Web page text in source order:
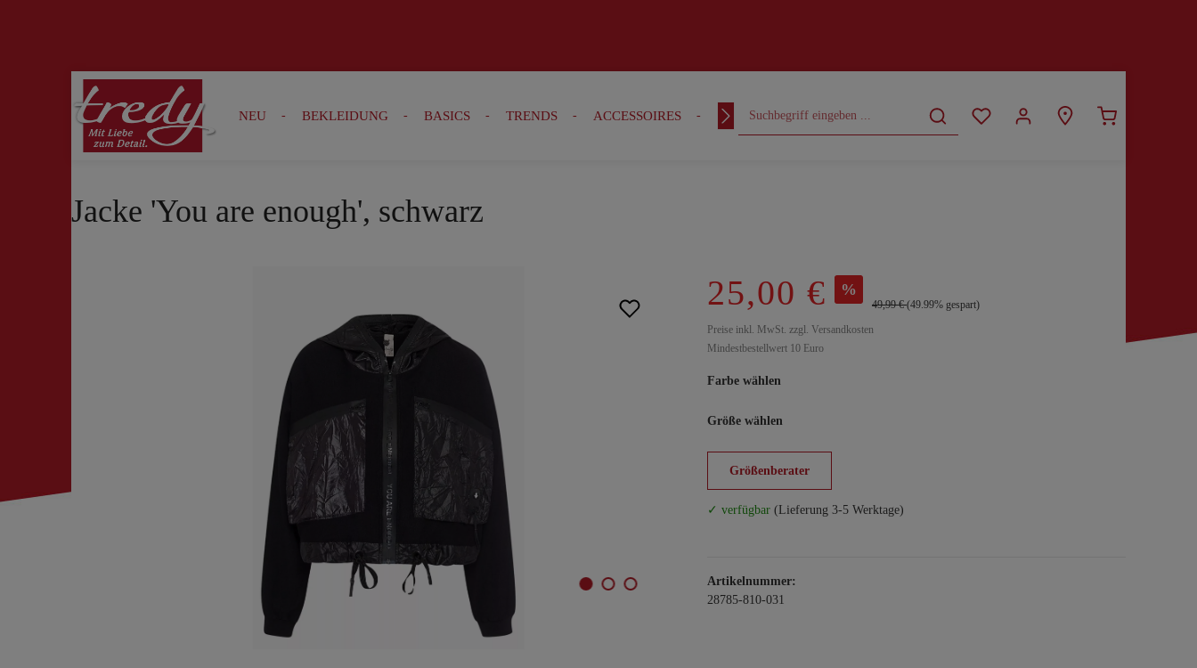
Zur Suche springen Zur Hauptnavigation springen
NEU BEKLEIDUNG BASICS TRENDS ACCESSOIRES OUTFITS CURVY
Jacke 'You are enough', schwarz
25,00 € %
49,99 €(49.99% gespart)
Preise inkl. MwSt. zzgl. Versandkosten
Mindestbestellwert 10 Euro
Farbe wählen
Größe wählen
Größenberater
✓ verfügbar (Lieferung 3-5 Werktage)
Artikelnummer:
28785-810-031